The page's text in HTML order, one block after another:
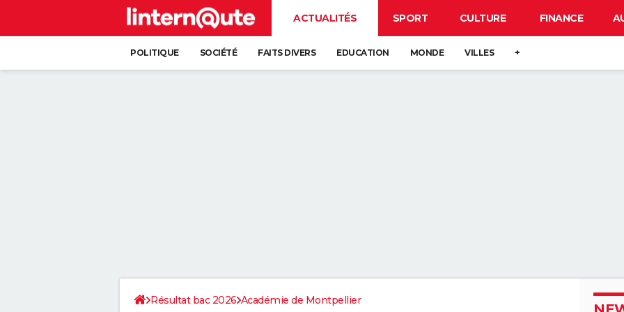
ACTUALITÉS SPORT CULTURE FINANCE
POLITIQUE SOCIÉTÉ FAITS DIVERS EDUCATION MONDE VILLES +
Résultat bac 2026 Académie de Montpellier